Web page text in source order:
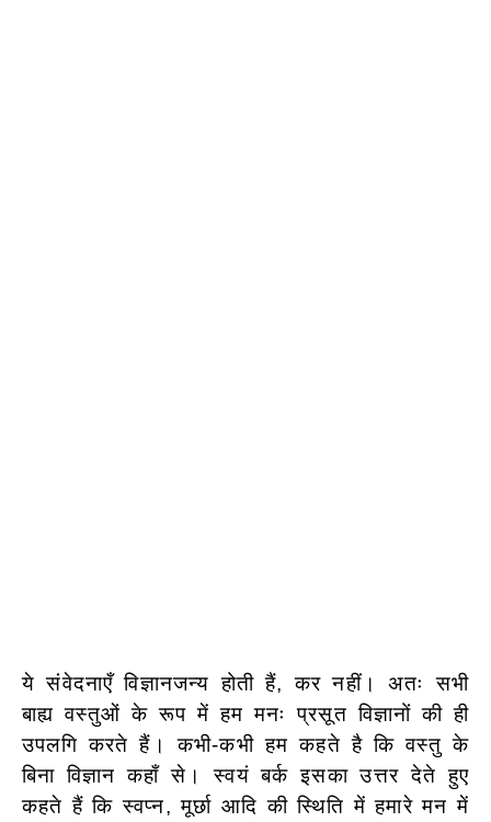
ये संवेदनाएँ विज्ञानजन्य होती हैं, कर नहीं। अतः सभी
बाह्य वस्तुओं के रूप में हम मनः प्रसूत विज्ञानों की ही
उपलगि करते हैं। कभी-कभी हम कहते है कि वस्तु के
बिना विज्ञान कहाँ से। स्वयं बर्क इसका उत्तर देते हुए
कहते हैं कि स्वप्न, मूर्छा आदि की स्थिति में हमारे मन में